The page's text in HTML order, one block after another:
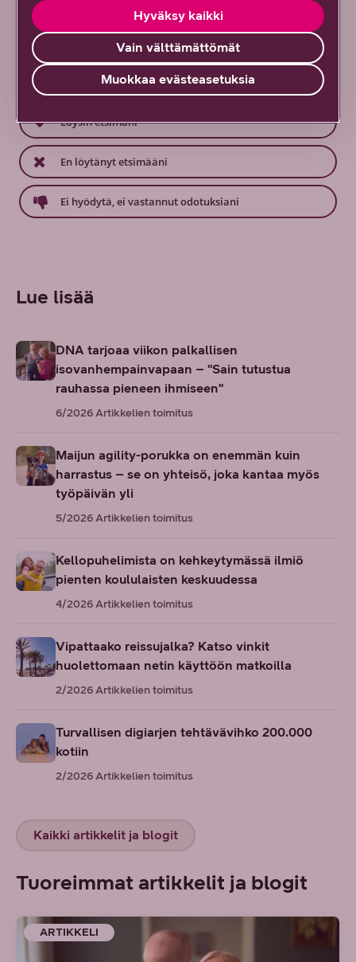
Palautteesi on tärkeää!
Vastaa ensimmäisenä!
Hyödyllinen tai mielenkiintoinen
Löysin etsimäni
En löytänyt etsimääni
Ei hyödytä, ei vastannut odotuksiani
Lue lisää
DNA tarjoaa viikon palkallisen
isovanhempainvapaan – "Sain tutustua
rauhassa pieneen ihmiseen"
6/2026Artikkelien toimitus
Maijun agility-porukka on enemmän kuin
harrastus – se on yhteisö, joka kantaa myös
työpäivän yli
5/2026Artikkelien toimitus
Kellopuhelimista on kehkeytymässä ilmiö
pienten koululaisten keskuudessa
4/2026Artikkelien toimitus
Vipattaako reissujalka? Katso vinkit
huolettomaan netin käyttöön matkoilla
2/2026Artikkelien toimitus
Turvallisen digiarjen tehtävävihko 200.000
kotiin
2/2026Artikkelien toimitus
Kaikki artikkelit ja blogit
Tuoreimmat artikkelit ja blogit
ARTIKKELI
Vain välttämättömät
Hyväksy kaikki
Muokkaa evästeasetuksia